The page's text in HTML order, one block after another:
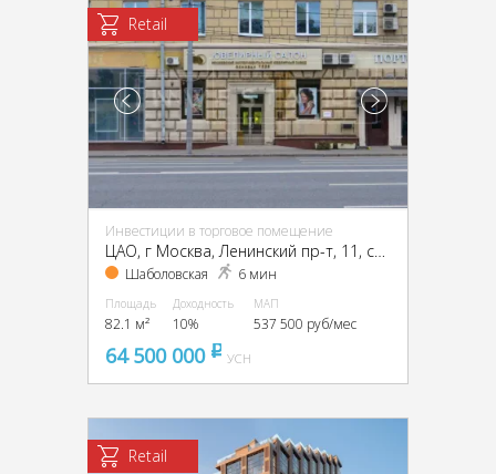
Retail
Инвестиции в торговое помещение
Шаболовская 6 мин
Площадь
82.1 м²
Доходность
10%
МАП
537 500 руб/мес
64 500 000 pуб
УСН
Retail